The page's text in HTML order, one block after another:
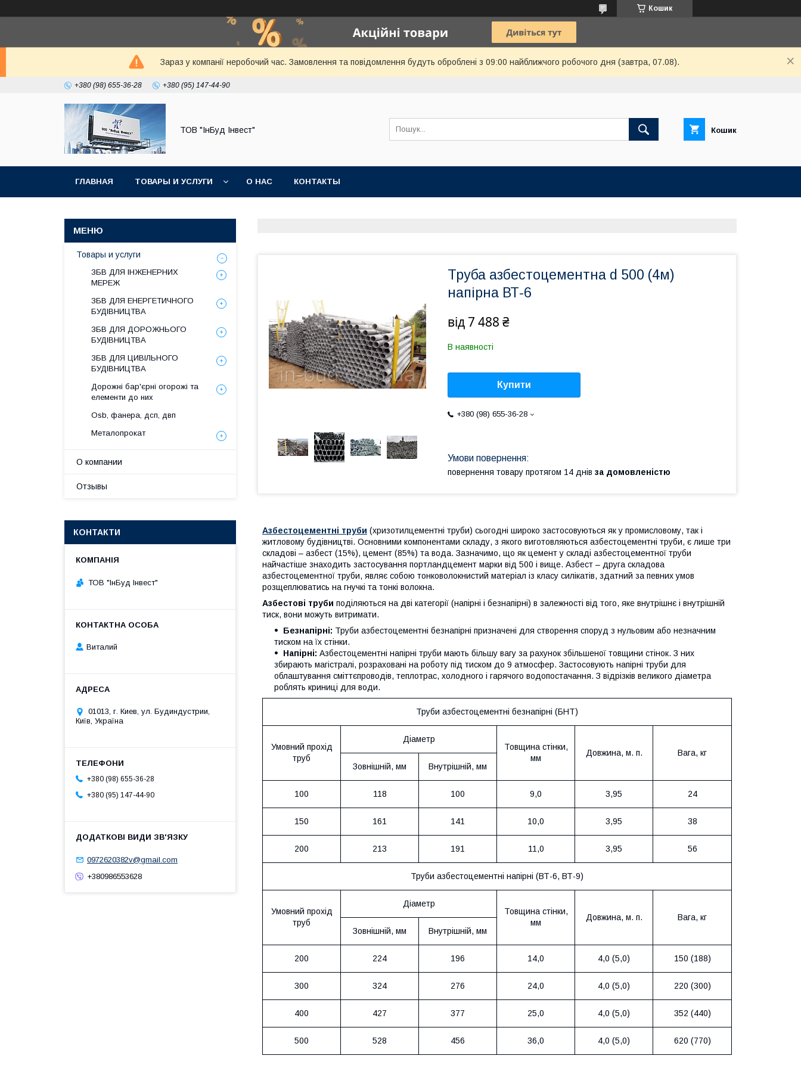
Кошик
Зараз у компанії неробочий час. Замовлення та повідомлення будуть оброблені з 09:00 найближчого робочого дня (завтра, 07.08).
+380 (98) 655-36-28 +380 (95) 147-44-90
ТОВ "ІнБуд Інвест" Кошик
ГЛАВНАЯ ТОВАРЫ И УСЛУГИ О НАС КОНТАКТЫ
Труба азбестоцементна d 500 (4м)
напірна ВТ-6
від 7 488 ₴
В наявності
Купити
+380 (98) 655-36-28
повернення товару протягом 14 днів за домовленістю
Азбестоцементні труби (хризотилцементні труби) сьогодні широко застосовуються як у промисловому, так і
житловому будівництві. Основними компонентами складу, з якого виготовляються азбестоцементні труби, є лише три
складові – азбест (15%), цемент (85%) та вода. Зазначимо, що як цемент у складі азбестоцементної труби
найчастіше знаходить застосування портландцемент марки від 500 і вище. Азбест – друга складова
азбестоцементної труби, являє собою тонковолокнистий матеріал із класу силікатів, здатний за певних умов
розщеплюватись на гнучкі та тонкі волокна.
Азбестові труби поділяються на дві категорії (напірні і безнапірні) в залежності від того, яке внутрішнє і внутрішній
тиск, вони можуть витримати.
Безнапірні: Труби азбестоцементні безнапірні призначені для створення споруд з нульовим або незначним
тиском на їх стінки.
Напірні: Азбестоцементні напірні труби мають більшу вагу за рахунок збільшеної товщини стінок. З них
збирають магістралі, розраховані на роботу під тиском до 9 атмосфер. Застосовують напірні труби для
облаштування сміттєпроводів, теплотрас, холодного і гарячого водопостачання. З відрізків великого діаметра
роблять криниці для води.
Труби азбестоцементні безнапірні (БНТ)
Умовний прохід
труб
Діаметр
Товщина стінки,
мм
Довжина, м. п.
Вага, кг
Зовнішній, мм
Внутрішній, мм
100 118 100 9,0 3,95 24
150 161 141 10,0 3,95 38
200 213 191 11,0 3,95 56
Труби азбестоцементні напірні (ВТ-6, ВТ-9)
Умовний прохід
труб
Діаметр
Товщина стінки,
мм
Довжина, м. п.
Вага, кг
Зовнішній, мм
Внутрішній, мм
200 224 196 14,0 4,0 (5,0) 150 (188)
300 324 276 24,0 4,0 (5,0) 220 (300)
400 427 377 25,0 4,0 (5,0) 352 (440)
500 528 456 36,0 4,0 (5,0) 620 (770)
Товары и услуги
ЗБВ ДЛЯ ІНЖЕНЕРНИХ
МЕРЕЖ
ЗБВ ДЛЯ ЕНЕРГЕТИЧНОГО
БУДІВНИЦТВА
ЗБВ ДЛЯ ДОРОЖНЬОГО
БУДІВНИЦТВА
ЗБВ ДЛЯ ЦИВІЛЬНОГО
БУДІВНИЦТВА
Дорожні бар'єрні огорожі та
елементи до них
Osb, фанера, дсп, двп
Металопрокат
О компании
Отзывы
КОНТАКТИ
ТОВ "ІнБуд Інвест"
Виталий
01013, г. Киев, ул. Будиндустрии,
Київ, Україна
+380 (98) 655-36-28
+380 (95) 147-44-90
0972620382v@gmail.com
+380986553628